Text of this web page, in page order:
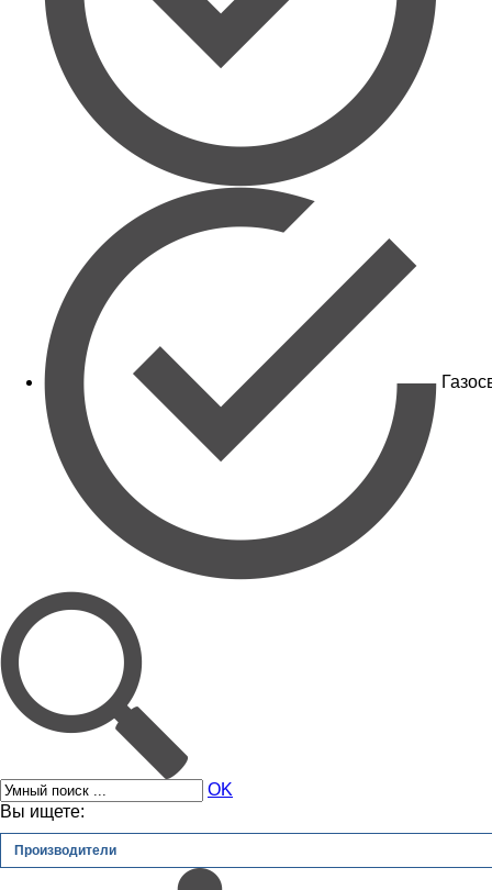
OK
Вы ищете:
Производители